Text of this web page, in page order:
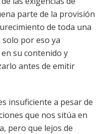
parte de la provisión
de toda una
por eso ya
su contenido y
antes de emitir
insuficiente a pesar de
que nos sitúa en
pero que lejos de